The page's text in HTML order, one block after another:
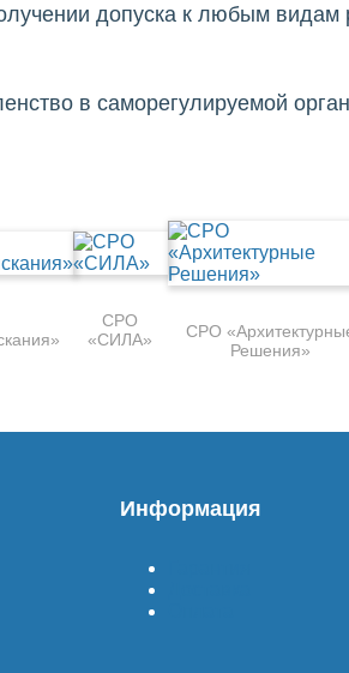
допуска к любым видам
в саморегулируемой
СРО
«СИЛА»
СРО
Решения»
Информация